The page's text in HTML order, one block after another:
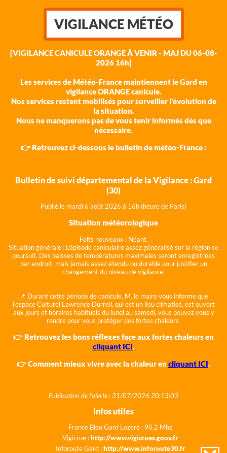
VIGILANCE MÉTÉO
[VIGILANCE CANICULE ORANGE À VENIR - MAJ DU 06-08-
2026 16h]
Les services de Météo-France maintiennent le Gard en
vigilance ORANGE canicule.
Nos services restent mobilisés pour surveiller l'évolution de
la situation.
Nous ne manquerons pas de vous tenir informés dès que
nécessaire.
👉 Retrouvez ci-dessous le bulletin de météo-France :
Bulletin de suivi départemental de la Vigilance : Gard
(30)
Publié le mardi 6 août 2026 à 16h (heure de Paris)
Situation météorologique
Faits nouveaux : Néant.
Situation générale : L'épisode caniculaire assez généralisé sur la région se
poursuit. Des baisses de températures maximales seront enregistrées
par endroit, mais jamais assez étendu ou durable pour justifier un
changement du niveau de vigilance.
📌 Durant cette période de canicule, M. le maire vous informe que
l'espace Culturel Lawrence Durrell, qui est un lieu climatisé, est ouvert
aux jours et horaires habituels du lundi au samedi, vous pouvez vous y
rendre pour vous protéger des fortes chaleurs.
👉 Retrouvez les bons réflexes face aux fortes chaleurs en
cliquant ICI.
👉 Comment mieux vivre avec la chaleur en cliquant ICI.
Publication de l'alerte : 31/07/2026 20:13:03
Infos utiles
France Bleu Gard Lozère : 90.2 Mhz
Vigicrue :http://www.vigicrues.gouv.fr
Inforoute Gard :http://www.inforoute30.fr